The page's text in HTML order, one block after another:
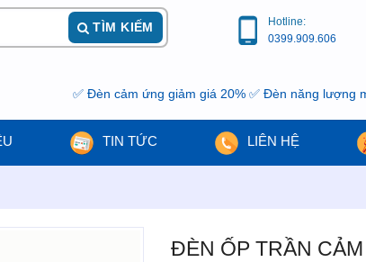
TÌM KIẾM
Hotline:
0399.909.606
✅ Đèn cảm ứng giảm giá 20% ✅ Đèn năng lượng mặt
TIN TỨC LIÊN HỆ
ĐÈN ỐP TRẦN